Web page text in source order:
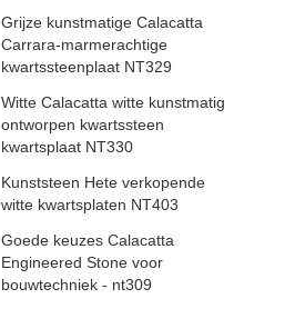
Grijze kunstmatige Calacatta
Carrara-marmerachtige
kwartssteenplaat NT329
Witte Calacatta witte kunstmatig
ontworpen kwartssteen
kwartsplaat NT330
Kunststeen Hete verkopende
witte kwartsplaten NT403
Goede keuzes Calacatta
Engineered Stone voor
bouwtechniek - nt309